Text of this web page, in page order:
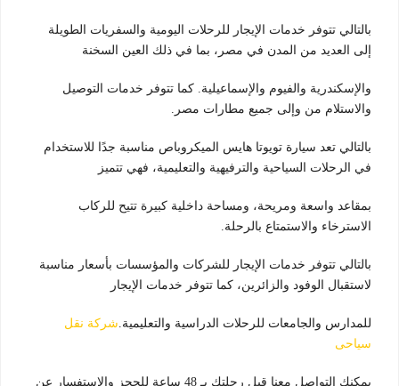
بالتالي تتوفر خدمات الإيجار للرحلات اليومية والسفريات الطويلة
إلى العديد من المدن في مصر، بما في ذلك العين السخنة
والإسكندرية والفيوم والإسماعيلية. كما تتوفر خدمات التوصيل
والاستلام من وإلى جميع مطارات مصر.
بالتالي تعد سيارة تويوتا هايس الميكروباص مناسبة جدًا للاستخدام
في الرحلات السياحية والترفيهية والتعليمية، فهي تتميز
بمقاعد واسعة ومريحة، ومساحة داخلية كبيرة تتيح للركاب
الاسترخاء والاستمتاع بالرحلة.
بالتالي تتوفر خدمات الإيجار للشركات والمؤسسات بأسعار مناسبة
لاستقبال الوفود والزائرين، كما تتوفر خدمات الإيجار
للمدارس والجامعات للرحلات الدراسية والتعليمية.شركة نقل
سياحى
يمكنك التواصل معنا قبل رحلتك بـ 48 ساعة للحجز والاستفسار عن